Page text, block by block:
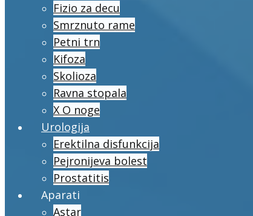
Fizio za decu
Smrznuto rame
Petni trn
Kifoza
Skolioza
Ravna stopala
X O noge
Urologija
Erektilna disfunkcija
Pejronijeva bolest
Prostatitis
Aparati
Astar